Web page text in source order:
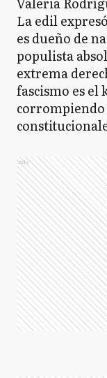
La edil
es dueño de
populista
extrema
fascismo es
corrompiendo
Ads